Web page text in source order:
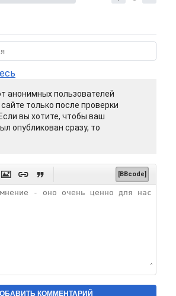
анонимных пользователей
только после проверки
вы хотите, чтобы ваш
опубликован сразу, то
   [BBcode]